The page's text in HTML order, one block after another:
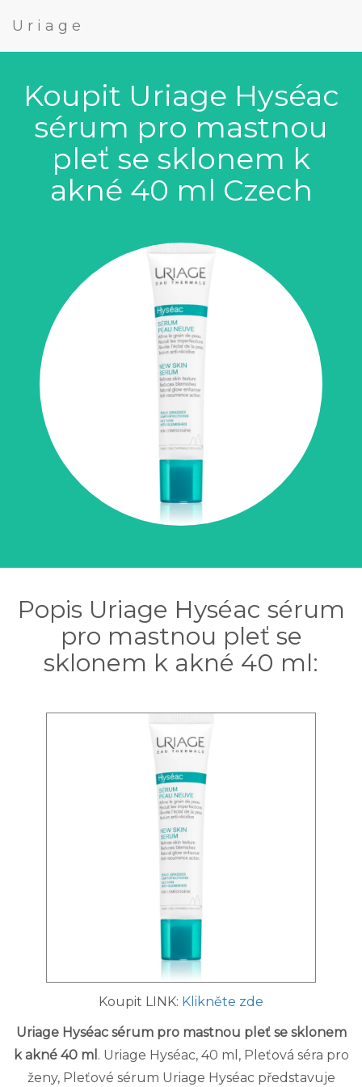
Uriage
Koupit Uriage Hyséac
sérum pro mastnou
pleť se sklonem k
akné 40 ml Czech
Popis Uriage Hyséac sérum
pro mastnou pleť se
sklonem k akné 40 ml:
Koupit LINK: Klikněte zde
Uriage Hyséac sérum pro mastnou pleť se sklonem
k akné 40 ml . Uriage Hyséac, 40 ml, Pleťová séra pro
ženy, Pleťové sérum Uriage Hyséac představuje